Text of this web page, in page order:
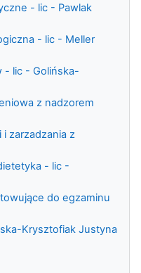
- lic - Pawlak
- lic - Meller
- lic - Golińska-
z nadzorem
zarzadzania z
- lic -
do egzaminu
Krysztofiak Justyna